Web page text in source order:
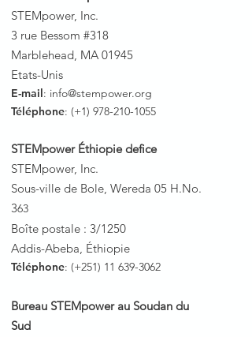
STEMpower, Inc.
3 rue Bessom #318
Marblehead, MA 01945
Etats-Unis
E-mail: info@stempower.org
Téléphone: (+1) 978-210-1055
STEMpower Éthiopie defice
STEMpower, Inc.
Sous-ville de Bole, Wereda 05 H.No.
363
Boîte postale : 3/1250
Addis-Abeba, Éthiopie
Téléphone: (+251) 11 639-3062
Bureau STEMpower au Soudan du
Sud